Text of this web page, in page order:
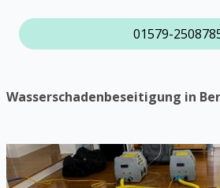
01579-
Wasserschadenbeseitigung in